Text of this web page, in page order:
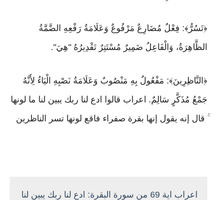
﴿تَسُرُّ﴾: فِعْلٌ مُضَارِعٌ مَرْفُوعٌ وَعَلَامَةُ رَفْعِهِ الضَّمَّةُ
الظَّاهِرَةُ، وَالْفَاعِلُ ضَمِيرٌ مُسْتَتِرٌ تَقْدِيرُهُ "هِيَ".
﴿النَّاظِرِينَ﴾: مَفْعُولٌ بِهِ مَنْصُوبٌ وَعَلَامَةُ نَصْبِهِ الْيَاءُ لِأَنَّهُ
جَمْعُ مُذَكَّرٍ سَالِمٌ. اعراب قالوا ادع لنا ربك يبين لنا ما لونها
ۚ قال إنه يقول إنها بقرة صفراء فاقع لونها تسر الناظرين
اعراب اية 69 من سورة البقرة: ادع لنا ربك يبين لنا